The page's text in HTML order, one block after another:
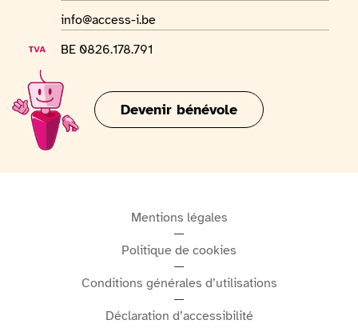
Adresse mail
info@access-i.be
Numéro de TVA
BE 0826.178.791
Devenir bénévole
Mentions légales
Politique de cookies
Conditions générales d’utilisations
Déclaration d’accessibilité